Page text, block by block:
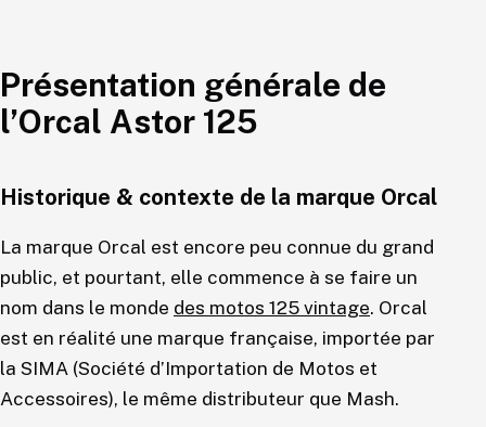
Présentation générale de
l’Orcal Astor 125
Historique & contexte de la marque Orcal
La marque Orcal est encore peu connue du grand
public, et pourtant, elle commence à se faire un
nom dans le monde des motos 125 vintage. Orcal
est en réalité une marque française, importée par
la SIMA (Société d’Importation de Motos et
Accessoires), le même distributeur que Mash.